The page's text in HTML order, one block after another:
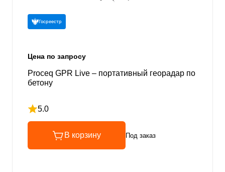
Госреестр
Цена по запросу
Proceq GPR Live – портативный георадар по
бетону
5.0
Рейтинг 5 из 5
В корзину Под заказ